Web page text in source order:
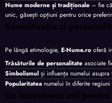
Nume moderne și tradiționale – fie
unic, găsești opțiuni pentru orice
Semnificație și
Pe lângă etimologie, E-Nume.ro oferă
Trăsăturile de personalitate asociate
Simbolismul și influența numelui
Popularitatea numelui în diferite
Un instrument util